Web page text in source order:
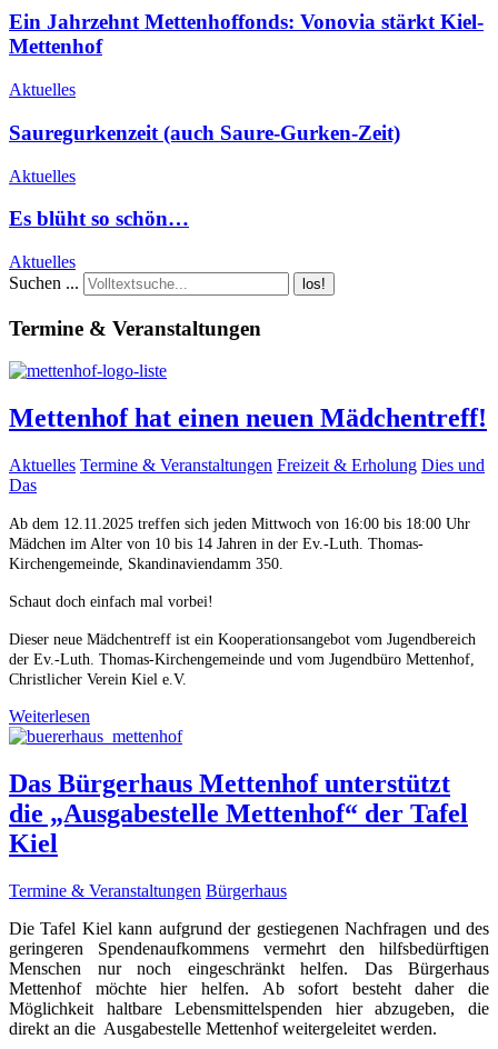
Ein Jahrzehnt Mettenhoffonds: Vonovia stärkt Kiel-
Mettenhof
Aktuelles
Sauregurkenzeit (auch Saure-Gurken-Zeit)
Aktuelles
Es blüht so schön…
Aktuelles
Suchen ...
los!
Termine & Veranstaltungen
Mettenhof hat einen neuen Mädchentreff!
Aktuelles Termine & Veranstaltungen Freizeit & Erholung Dies und
Das
Ab dem 12.11.2025 treffen sich jeden Mittwoch von 16:00 bis 18:00 Uhr
Mädchen im Alter von 10 bis 14 Jahren in der Ev.-Luth. Thomas-
Kirchengemeinde, Skandinaviendamm 350.
Schaut doch einfach mal vorbei!
Dieser neue Mädchentreff ist ein Kooperationsangebot vom Jugendbereich
der Ev.-Luth. Thomas-Kirchengemeinde und vom Jugendbüro Mettenhof,
Christlicher Verein Kiel e.V.
Weiterlesen
Das Bürgerhaus Mettenhof unterstützt
die „Ausgabestelle Mettenhof“ der Tafel
Kiel
Termine & Veranstaltungen Bürgerhaus
Die Tafel Kiel kann aufgrund der gestiegenen Nachfragen und des
geringeren Spendenaufkommens vermehrt den hilfsbedürftigen
Menschen nur noch eingeschränkt helfen. Das Bürgerhaus
Mettenhof möchte hier helfen. Ab sofort besteht daher die
Möglichkeit haltbare Lebensmittelspenden hier abzugeben, die
direkt an die Ausgabestelle Mettenhof weitergeleitet werden.